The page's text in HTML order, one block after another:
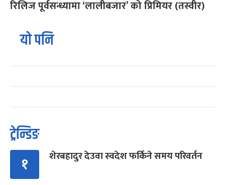
रिलिज पूर्वसन्ध्यामा ‘लालीबजार’ को प्रिमियर (तस्वीर)
यो पनि
ट्रेन्डिङ
१ शेरबहादुर देउवा स्वदेश फर्किने समय परिवर्तन